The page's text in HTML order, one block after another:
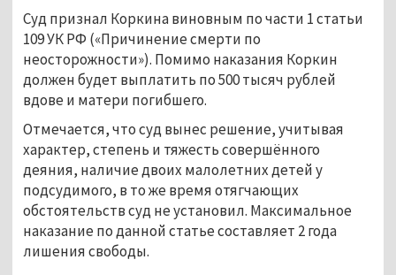
Суд признал Коркина виновным по части 1 статьи
109 УК РФ («Причинение смерти по
неосторожности»). Помимо наказания Коркин
должен будет выплатить по 500 тысяч рублей
вдове и матери погибшего.
Отмечается, что суд вынес решение, учитывая
характер, степень и тяжесть совершённого
деяния, наличие двоих малолетних детей у
подсудимого, в то же время отягчающих
обстоятельств суд не установил. Максимальное
наказание по данной статье составляет 2 года
лишения свободы.